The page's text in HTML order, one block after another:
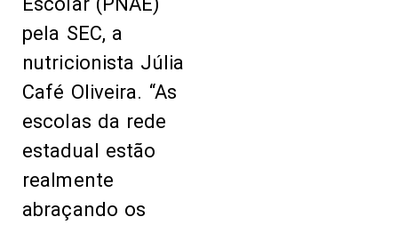
pela SEC, a
nutricionista Júlia
Café Oliveira. “As
escolas da rede
estadual estão
realmente
abraçando os